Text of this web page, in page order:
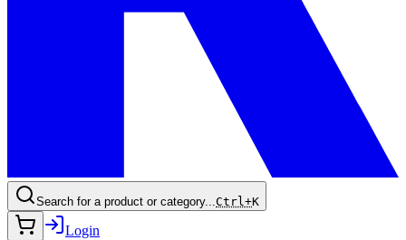
Search for a product or category...Ctrl+K
Login